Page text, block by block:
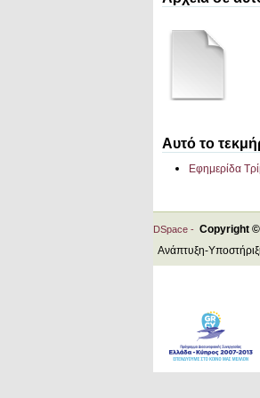
Αυτό το
Εφημερίδα
DSpace - Copyright ©
Ανάπτυξη-